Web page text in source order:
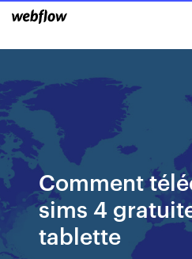
Comment
sims 4
tablette